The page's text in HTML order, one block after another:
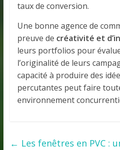
taux de conversion.
Une bonne agence de
preuve de créativité et
leurs portfolios pour
l’originalité de leurs
capacité à produire des
percutantes peut faire
environnement
← Les fenêtres en PVC :